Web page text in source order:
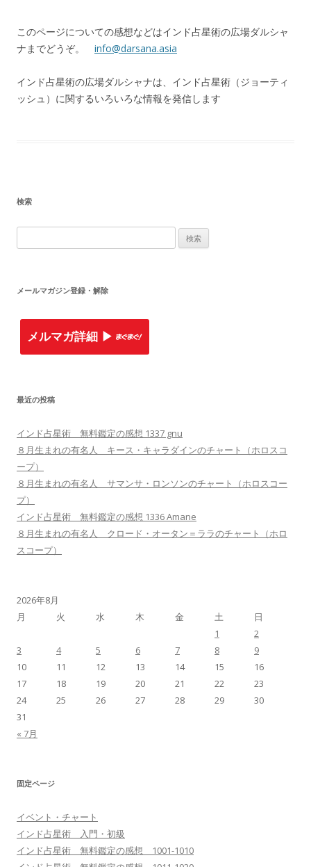
このページについての感想などはインド占星術の広場ダルシャ
ナまでどうぞ。 info@darsana.asia
インド占星術の広場ダルシャナは、インド占星術（ジョーティ
ッシュ）に関するいろいろな情報を発信します
検索
索
メールマガジン登録・解除
メルマガ詳細 ▶︎
最近の投稿
インド占星術 無料鑑定の感想 1337 gnu
８月生まれの有名人 キース・キャラダインのチャート（ホロスコ
ープ）
８月生まれの有名人 サマンサ・ロンソンのチャート（ホロスコー
プ）
インド占星術 無料鑑定の感想 1336 Amane
８月生まれの有名人 クロード・オータン＝ララのチャート（ホロ
スコープ）
2026年8月
月
火 水 木 金 土 日
« 7月
1
2
3
4 5 6 7 8
9
10
11 12 13 14 15
16
17
18 19 20 21 22
23
24
25 26 27 28 29
30
31
固定ページ
イベント・チャート
インド占星術 入門・初級
インド占星術 無料鑑定の感想 1001-1010